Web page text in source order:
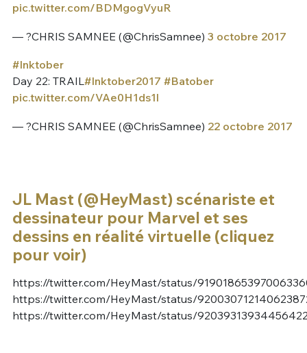
pic.twitter.com/BDMgogVyuR
— ?CHRIS SAMNEE (@ChrisSamnee) 3 octobre 2017
#Inktober
Day 22: TRAIL#Inktober2017 #Batober
pic.twitter.com/VAe0H1ds1l
— ?CHRIS SAMNEE (@ChrisSamnee) 22 octobre 2017
JL Mast (@HeyMast) scénariste et
dessinateur pour Marvel et ses
dessins en réalité virtuelle (cliquez
pour voir)
https://twitter.com/HeyMast/status/
https://twitter.com/HeyMast/status/
https://twitter.com/HeyMast/status/